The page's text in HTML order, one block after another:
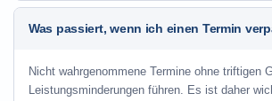
Was passiert, wenn ich einen Termin
Nicht wahrgenommene Termine ohne triftigen
Leistungsminderungen führen. Es ist daher